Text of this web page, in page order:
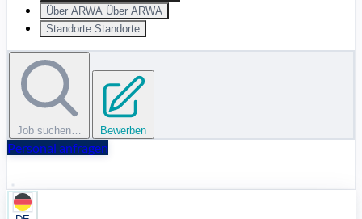
Über ARWA Über ARWA
Standorte Standorte
Job suchen… Bewerben
Personal anfragen